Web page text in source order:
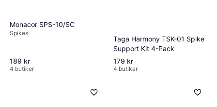
Monacor SPS-10/SC
Spikes
189 kr
4 butiker
Taga Harmony TSK-01 Spike
Support Kit 4-Pack
179 kr
4 butiker